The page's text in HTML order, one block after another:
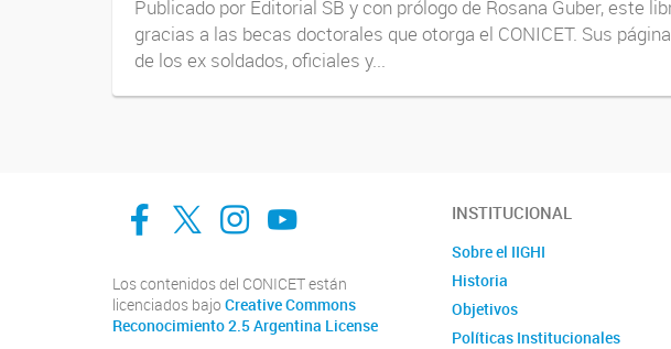
Publicado por Editorial SB y con prólogo de Rosana Guber, este
gracias a las becas doctorales que otorga el CONICET. Sus
de los ex soldados, oficiales y...
facebook
twitter
Instagram
Canal de Youtube
Los contenidos del CONICET están
licenciados bajo Creative Commons
Reconocimiento 2.5 Argentina License
INSTITUCIONAL
Sobre el IIGHI
Historia
Objetivos
Políticas Institucionales